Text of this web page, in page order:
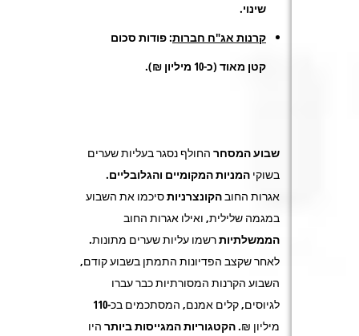
שינוי.
קרנות אג"ח חברות: פודות סכום
קטן מאוד (כ-10 מיליון ₪).
שבוע המסחר החולף נסגר בעליות שערים
בשוקי המניות המקומיים והגלובליים.
אגרות החובהקונצרניותסיכמו את השבוע
במגמה שלילית, ואילו אגרות החוב
הממשלתיותרשמו עליות שערים מתונות.
לאחר שקצב הפדיונות התמתן בשבוע קודם,
השבוע הקרנות המסורתיות כבר עברו
לגיוסים, קלים אמנם, המסתכמים בכ-110
מיליון ₪.הקטגוריות המגייסות ביותר היו